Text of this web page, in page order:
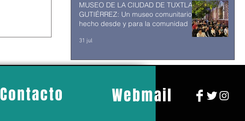
MUSEO DE LA CIUDAD DE TUXTLA
GUTIÉRREZ: Un museo comunitario
hecho desde y para la comunidad
31 jul
Contacto Webmail